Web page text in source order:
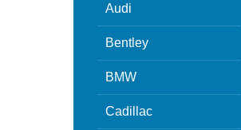
Audi
Bentley
BMW
Cadillac